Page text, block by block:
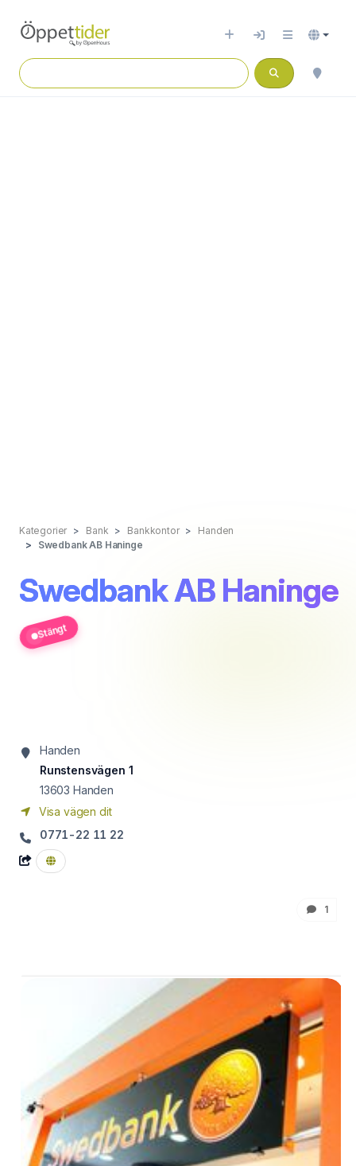
Kategorier Bank Bankkontor
Handen
Swedbank AB Haninge
Swedbank AB Haninge
Stängt
Handen
Runstensvägen 1
13603 Handen
Visa vägen dit
0771-22 11 22
1